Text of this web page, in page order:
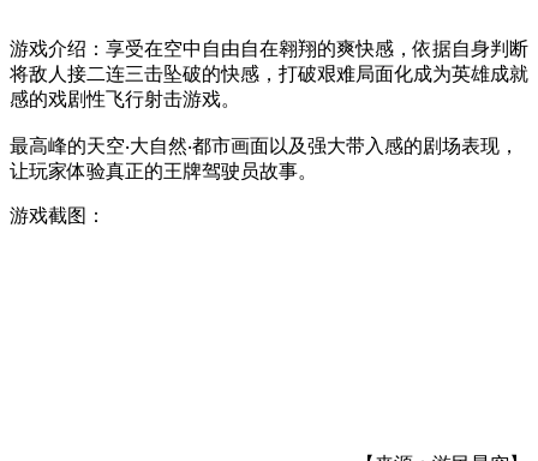
游戏介绍： 享受在空中自由自在翱翔的爽快感，依据自身判断
将敌人接二连三击坠破的快感，打破艰难局面化成为英雄成就
感的戏剧性飞行射击游戏。
最高峰的天空‧大自然‧都市画面以及强大带入感的剧场表现，
让玩家体验真正的王牌驾驶员故事。
游戏截图：